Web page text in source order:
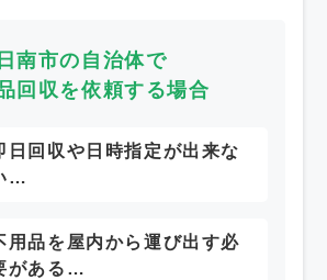
日南市の自治体で
回収を依頼する場合
日回収や日時指定が出来な
…
用品を屋内から運び出す必
がある…